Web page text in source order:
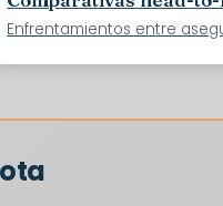
Enfrentamientos entre